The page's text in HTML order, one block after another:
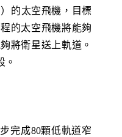
）的太空飛機，目標
的太空飛機將能夠
將衛星送上軌道。
。
完成80顆低軌道窄